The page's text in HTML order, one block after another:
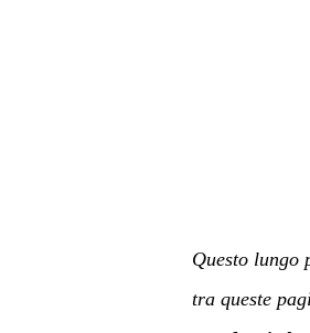
Questo lungo
tra queste